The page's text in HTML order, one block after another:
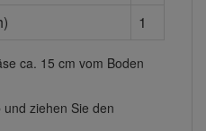
1
ca. 15 cm vom Boden
ziehen Sie den